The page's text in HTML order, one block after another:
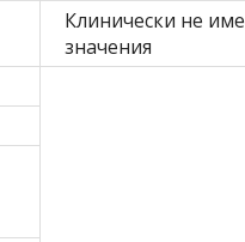
Клинически не
значения